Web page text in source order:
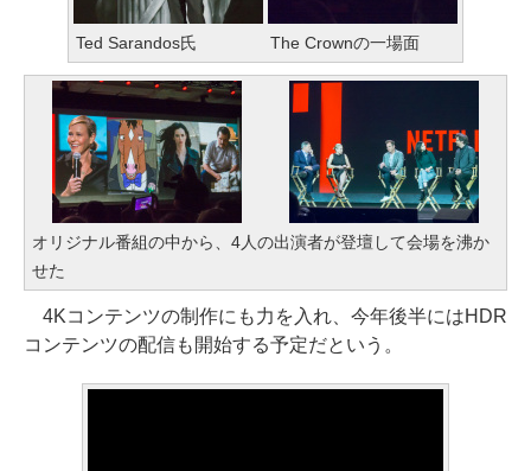
Ted Sarandos氏 The Crownの一場面
オリジナル番組の中から、4人の出演者が登壇して会場を沸か
せた
4Kコンテンツの制作にも力を入れ、今年後半にはHDR
コンテンツの配信も開始する予定だという。